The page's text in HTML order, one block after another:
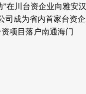
”在川台资企业向雅安
司成为省内首家台资
项目落户南通海门